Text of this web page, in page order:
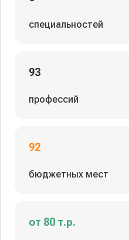
специальностей
93
профессий
92
бюджетных мест
от 80 т.р.